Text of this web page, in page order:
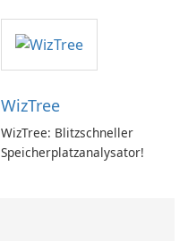
gemacht
WizTree
WizTree: Blitzschneller
Speicherplatzanalysator!